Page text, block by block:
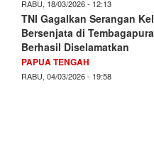
RABU, 18/03/2026 - 12:13
TNI Gagalkan Serangan
Bersenjata di
Berhasil Diselamatkan
PAPUA TENGAH
RABU, 04/03/2026 - 19:58